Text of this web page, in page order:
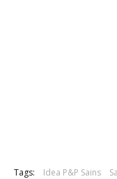
Tags: Idea P&P Sains